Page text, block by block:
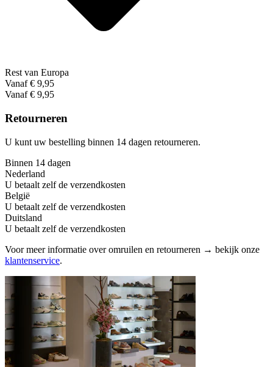
Rest van Europa
Vanaf € 9,95
Vanaf € 9,95
Retourneren
U kunt uw bestelling binnen 14 dagen retourneren.
Binnen 14 dagen
Nederland
U betaalt zelf de verzendkosten
België
U betaalt zelf de verzendkosten
Duitsland
U betaalt zelf de verzendkosten
Voor meer informatie over omruilen en retourneren → bekijk onze
klantenservice.